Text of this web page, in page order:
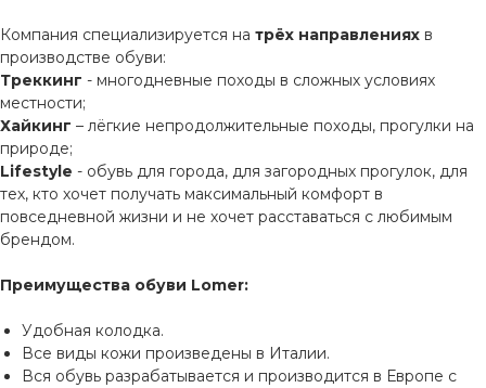
Компания специализируется на трёх направлениях в
производстве обуви:
Треккинг - многодневные походы в сложных условиях
местности;
Хайкинг – лёгкие непродолжительные походы, прогулки на
природе;
Lifestyle - обувь для города, для загородных прогулок, для
тех, кто хочет получать максимальный комфорт в
повседневной жизни и не хочет расставаться с любимым
брендом.
Преимущества обуви Lomer:
Удобная колодка.
Все виды кожи произведены в Италии.
Вся обувь разрабатывается и производится в Европе с